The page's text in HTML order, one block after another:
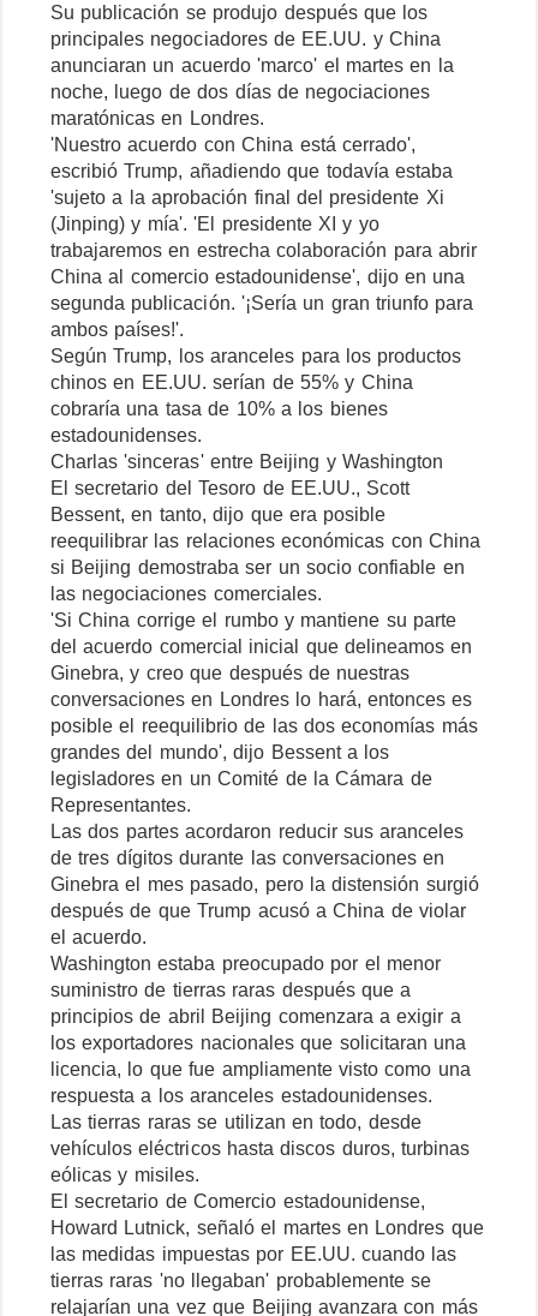
Su publicación se produjo después que los
principales negociadores de EE.UU. y China
anunciaran un acuerdo 'marco' el martes en la
noche, luego de dos días de negociaciones
maratónicas en Londres.
'Nuestro acuerdo con China está cerrado',
escribió Trump, añadiendo que todavía estaba
'sujeto a la aprobación final del presidente Xi
(Jinping) y mía'. 'El presidente XI y yo
trabajaremos en estrecha colaboración para abrir
China al comercio estadounidense', dijo en una
segunda publicación. '¡Sería un gran triunfo para
ambos países!'.
Según Trump, los aranceles para los productos
chinos en EE.UU. serían de 55% y China
cobraría una tasa de 10% a los bienes
estadounidenses.
Charlas 'sinceras' entre Beijing y Washington
El secretario del Tesoro de EE.UU., Scott
Bessent, en tanto, dijo que era posible
reequilibrar las relaciones económicas con China
si Beijing demostraba ser un socio confiable en
las negociaciones comerciales.
'Si China corrige el rumbo y mantiene su parte
del acuerdo comercial inicial que delineamos en
Ginebra, y creo que después de nuestras
conversaciones en Londres lo hará, entonces es
posible el reequilibrio de las dos economías más
grandes del mundo', dijo Bessent a los
legisladores en un Comité de la Cámara de
Representantes.
Las dos partes acordaron reducir sus aranceles
de tres dígitos durante las conversaciones en
Ginebra el mes pasado, pero la distensión surgió
después de que Trump acusó a China de violar
el acuerdo.
Washington estaba preocupado por el menor
suministro de tierras raras después que a
principios de abril Beijing comenzara a exigir a
los exportadores nacionales que solicitaran una
licencia, lo que fue ampliamente visto como una
respuesta a los aranceles estadounidenses.
Las tierras raras se utilizan en todo, desde
vehículos eléctricos hasta discos duros, turbinas
eólicas y misiles.
El secretario de Comercio estadounidense,
Howard Lutnick, señaló el martes en Londres que
las medidas impuestas por EE.UU. cuando las
tierras raras 'no llegaban' probablemente se
relajarían una vez que Beijing avanzara con más